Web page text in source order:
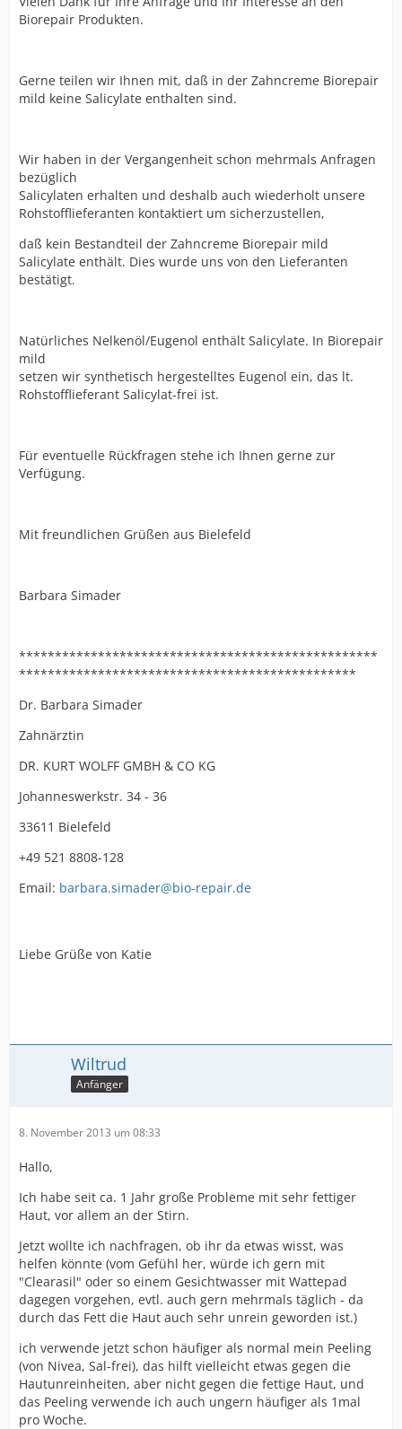
Biorepair Produkten.
Gerne teilen wir Ihnen mit, daß in der Zahncreme Biorepair
mild keine Salicylate enthalten sind.
Wir haben in der Vergangenheit schon mehrmals Anfragen
bezüglich
Salicylaten erhalten und deshalb auch wiederholt unsere
Rohstofflieferanten kontaktiert um sicherzustellen,
daß kein Bestandteil der Zahncreme Biorepair mild
Salicylate enthält. Dies wurde uns von den Lieferanten
bestätigt.
Natürliches Nelkenöl/Eugenol enthält Salicylate. In Biorepair
mild
setzen wir synthetisch hergestelltes Eugenol ein, das lt.
Rohstofflieferant Salicylat-frei ist.
Für eventuelle Rückfragen stehe ich Ihnen gerne zur
Verfügung.
Mit freundlichen Grüßen aus Bielefeld
Barbara Simader
**************************************************
***********************************************
Dr. Barbara Simader
Zahnärztin
DR. KURT WOLFF GMBH & CO KG
Johanneswerkstr. 34 - 36
33611 Bielefeld
+49 521 8808-128
Email: barbara.simader@bio-repair.de
Liebe Grüße von Katie
Wiltrud
Anfänger
8. November 2013 um 08:33
Hallo,
Ich habe seit ca. 1 Jahr große Probleme mit sehr fettiger
Haut, vor allem an der Stirn.
Jetzt wollte ich nachfragen, ob ihr da etwas wisst, was
helfen könnte (vom Gefühl her, würde ich gern mit
"Clearasil" oder so einem Gesichtwasser mit Wattepad
dagegen vorgehen, evtl. auch gern mehrmals täglich - da
durch das Fett die Haut auch sehr unrein geworden ist.)
ich verwende jetzt schon häufiger als normal mein Peeling
(von Nivea, Sal-frei), das hilft vielleicht etwas gegen die
Hautunreinheiten, aber nicht gegen die fettige Haut, und
das Peeling verwende ich auch ungern häufiger als 1mal
pro Woche.